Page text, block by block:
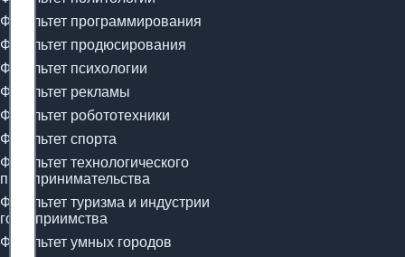
Факультет программирования
Факультет продюсирования
Факультет психологии
Факультет рекламы
Факультет робототехники
Факультет спорта
Факультет технологического
предпринимательства
Факультет туризма и индустрии
гостеприимства
Факультет умных городов